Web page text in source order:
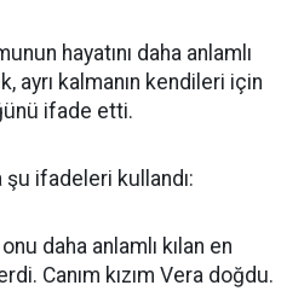
hayatını daha anlamlı
ayrı kalmanın kendileri için
ifade etti.
şu ifadeleri kullandı:
daha anlamlı kılan en
Canım kızım Vera doğdu.